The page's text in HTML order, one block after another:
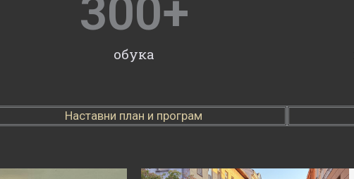
обука
300+
Наставни план и програм